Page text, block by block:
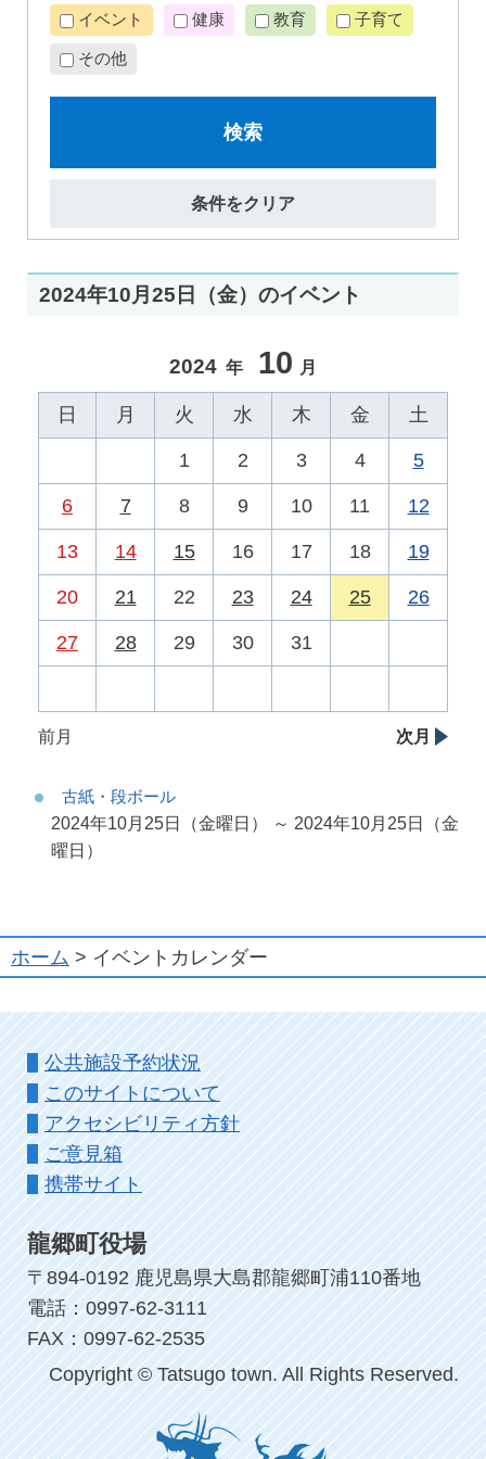
イベント 健康 教育 子育て
その他
検索
条件をクリア
2024年10月25日（金）のイベント
2024 年 10 月
日 月 火 水 木 金 土
1 2 3 4 5
6 7 8 9 10 11 12
13 14 15 16 17 18 19
20 21 22 23 24 25 26
27 28 29 30 31
前月 次月
古紙・段ボール
2024年10月25日（金曜日） ～ 2024年10月25日（金
曜日）
ホーム > イベントカレンダー
公共施設予約状況
このサイトについて
アクセシビリティ方針
ご意見箱
携帯サイト
龍郷町役場
〒894-0192 鹿児島県大島郡龍郷町浦110番地
電話：0997-62-3111
FAX：0997-62-2535
Copyright © Tatsugo town. All Rights Reserved.